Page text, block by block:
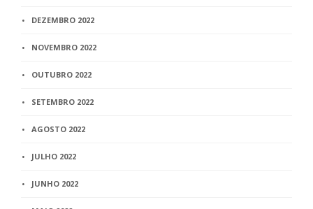
DEZEMBRO 2022
NOVEMBRO 2022
OUTUBRO 2022
SETEMBRO 2022
AGOSTO 2022
JULHO 2022
JUNHO 2022